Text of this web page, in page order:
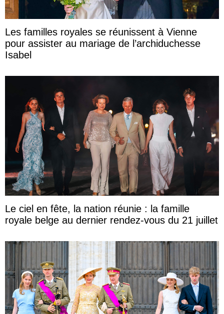
Les familles royales se réunissent à Vienne
pour assister au mariage de l’archiduchesse
Isabel
Le ciel en fête, la nation réunie : la famille
royale belge au dernier rendez-vous du 21 juillet